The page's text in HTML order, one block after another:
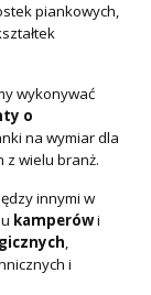
piankowych,
wykonywać
o
na wymiar dla
z wielu branż.
innymi w
kamperówi
,
i